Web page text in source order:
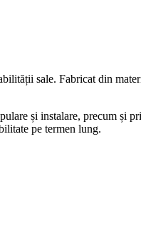
sale. Fabricat din
și instalare, precum și
pe termen lung.